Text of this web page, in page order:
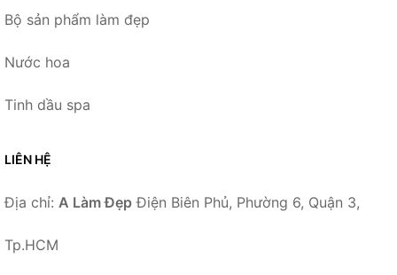
Bộ sản phẩm làm đẹp
Nước hoa
Tinh dầu spa
LIÊN HỆ
Địa chỉ: A Làm Đẹp Điện Biên Phủ, Phường 6, Quận 3,
Tp.HCM